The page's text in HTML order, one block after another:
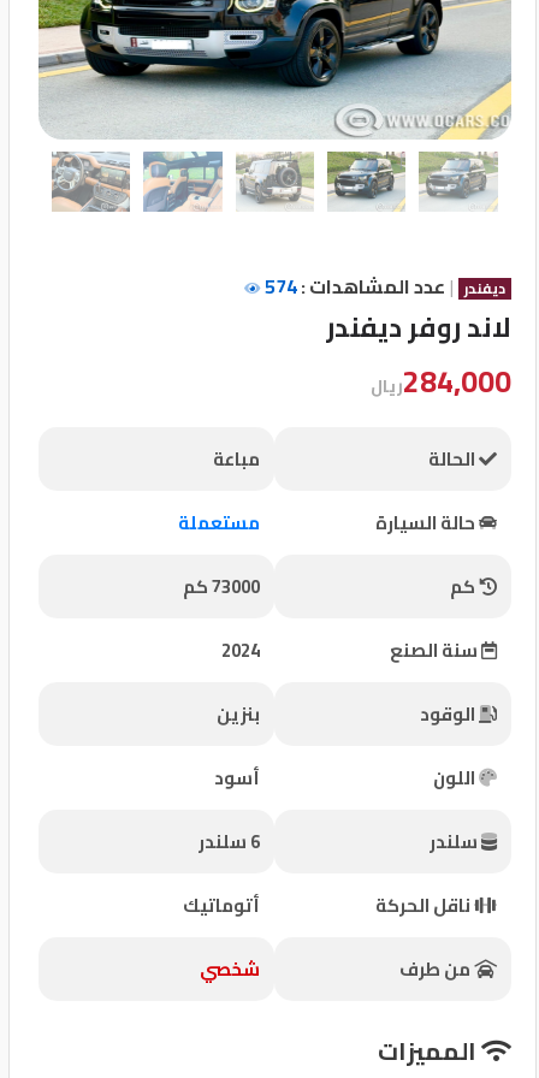
تسجيل
الدخول
English
مستثمري
المعارض
مميزة
إتصل
بنا
المنتدى
كيو
نمبر
كيو
كارز
ديفندر | عدد المشاهدات :574
لاند روفر ديفندر
284,000ريال
الحالة
مباعة
حالة السيارة
مستعملة
كم
73000 كم
سنة الصنع
2024
الوقود
بنزين
اللون
أسود
سلندر
6 سلندر
ناقل الحركة
أتوماتيك
من طرف
شخصي
المميزات